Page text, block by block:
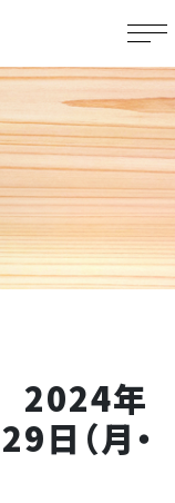
2024年
日（月・